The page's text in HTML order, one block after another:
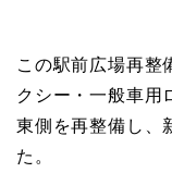
この駅前広場再整
クシー・一般車用
東側を再整備し、
た。